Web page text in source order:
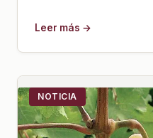
Leer más →
NOTICIA